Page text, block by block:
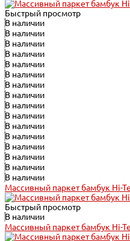
Быстрый просмотр
В наличии
В наличии
В наличии
В наличии
В наличии
В наличии
В наличии
В наличии
В наличии
В наличии
В наличии
В наличии
В наличии
В наличии
В наличии
В наличии
Массивный паркет бамбук Hi-
Быстрый просмотр
В наличии
Массивный паркет бамбук Hi-